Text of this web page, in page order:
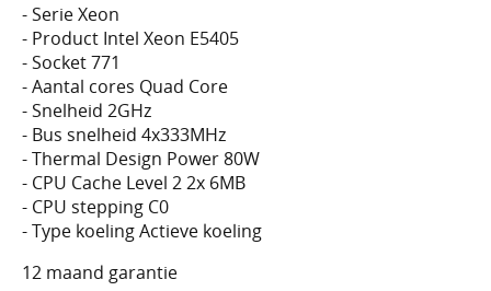
- Serie Xeon
- Product Intel Xeon E5405
- Socket 771
- Aantal cores Quad Core
- Snelheid 2GHz
- Bus snelheid 4x333MHz
- Thermal Design Power 80W
- CPU Cache Level 2 2x 6MB
- CPU stepping C0
- Type koeling Actieve koeling
12 maand garantie